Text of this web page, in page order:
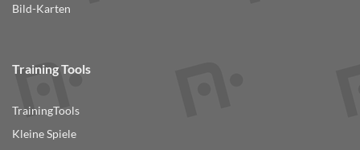
Bild-Karten
Training Tools
TrainingTools
Kleine Spiele